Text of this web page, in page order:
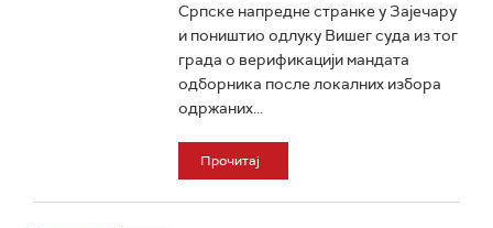
Српске напредне странке у Зајечару
и поништио одлуку Вишег суда из тог
града о верификацији мандата
одборника после локалних избора
одржаних...
Прочитај